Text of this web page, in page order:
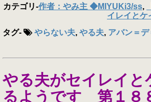
カテゴリ-作者：やみ主 ◆MIYUKi3/ss,
イレイとケ
タグ- やらない夫, やる夫, アバン＝
やる夫がセイレイと
るようです 第１